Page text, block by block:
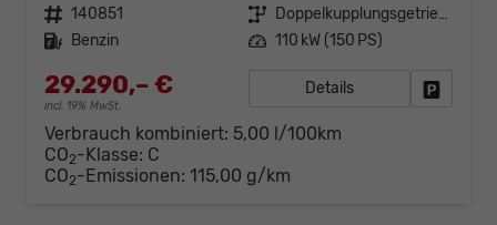
Fahrzeugnr. 140851 Getriebe
Doppelkupplungsgetriebe (DSG)
Kraftstoff Benzin Leistung 110 kW (150 PS)
29.290,– €
incl. 19% MwSt.
Details
Verbrauch kombiniert: 5,00 l/100km
CO2-Klasse: C
CO2-Emissionen: 115,00 g/km